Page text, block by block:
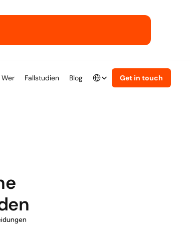
Wer Fallstudien Blog
Select Language
GermanGet in touch